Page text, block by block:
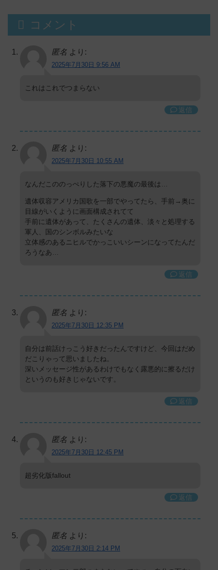
コメント
匿名 より:
2025年7月30日 9:56 AM
これはこれでつまらない
返信
匿名 より:
2025年7月30日 10:55 AM
なんだこののっぺりした落下の悪魔の最後は…
遺体収容アメリカ国歌を一部でやってたら、手前→奥に
目線がいくように画面構成されてて
手前に遺体があって、たくさんの遺体、淡々と処理する
軍人、国のシンボルみたいな
立体感のあるニヒルでかっこいいシーンになってたんだ
ろうなあ…
返信
匿名 より:
2025年7月30日 12:35 PM
自分は前話けっこう好きだったんですけど、今回はだめ
だこりゃって思いましたね。
深いメッセージ性があるわけでもなく露悪的に擦るだけ
というのも好きじゃないです。
返信
匿名 より:
2025年7月30日 12:45 PM
超劣化版fallout
返信
匿名 より:
2025年7月30日 2:14 PM